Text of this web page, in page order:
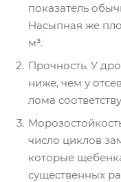
показатель
Насыпная же
м³.
Прочность. У
ниже, чем у
лома
число циклов
которые
существенных